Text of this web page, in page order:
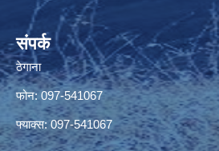
संपर्क
ठेगाना
फोन: 097-541067
फ्याक्स: 097-541067